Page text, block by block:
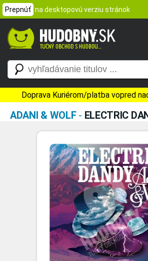
Prepnúť na desktopovú verziu stránok
Doprava Kuriérom/platba vopred
ADANI & WOLF- ELECTRIC